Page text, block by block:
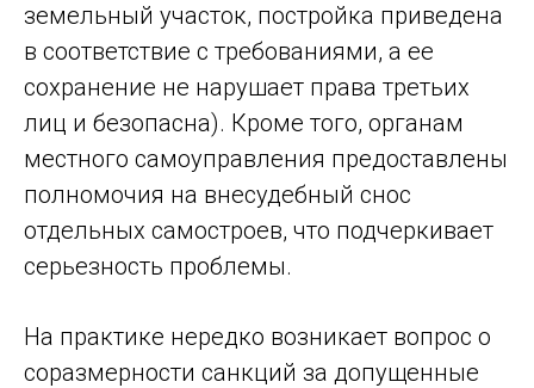
земельный участок, постройка приведена
в соответствие с требованиями, а ее
сохранение не нарушает права третьих
лиц и безопасна). Кроме того, органам
местного самоуправления предоставлены
полномочия на внесудебный снос
отдельных самостроев, что подчеркивает
серьезность проблемы.
На практике нередко возникает вопрос о
соразмерности санкций за допущенные